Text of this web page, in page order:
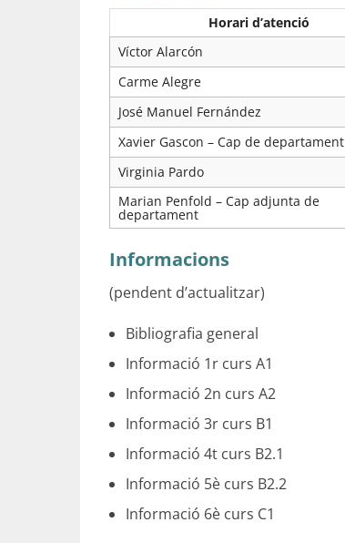
Horari d’atenció
Víctor Alarcón
Carme Alegre
José Manuel Fernández
Xavier Gascon – Cap de departament
Virginia Pardo
Marian Penfold – Cap adjunta de
departament
Informacions
(pendent d’actualitzar)
Bibliografia general
Informació 1r curs A1
Informació 2n curs A2
Informació 3r curs B1
Informació 4t curs B2.1
Informació 5è curs B2.2
Informació 6è curs C1